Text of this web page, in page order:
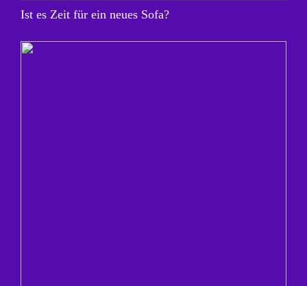
Ist es Zeit für ein neues Sofa?